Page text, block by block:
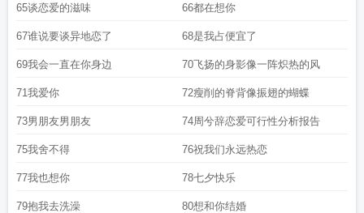
65谈恋爱的滋味 66都在想你
67谁说要谈异地恋了 68是我占便宜了
69我会一直在你身边 70飞扬的身影像一阵炽热的风
71我爱你 72瘦削的脊背像振翅的蝴蝶
73男朋友男朋友 74周兮辞恋爱可行性分析报告
75我舍不得 76祝我们永远热恋
77我也想你 78七夕快乐
79抱我去洗澡 80想和你结婚